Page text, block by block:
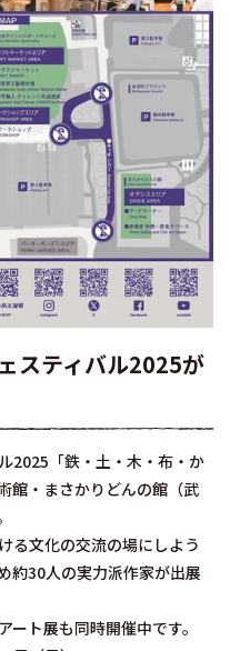
スティバル2025が
2025「鉄・土・木・布・か
館・まさかりどんの館（武
る文化の交流の場にしよう
約30人の実力派作家が出展
ト展も同時開催中です。